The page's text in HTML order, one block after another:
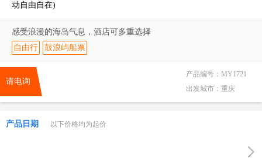
动自由自在)
感受浪漫的海岛气息，酒店可多重选择
自由行
鼓浪屿船票
产品编号： MY1721
出发城市： 重庆
请电询
产品日期 以下价格均为起价